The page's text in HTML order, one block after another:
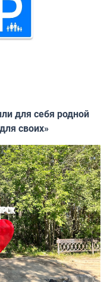
для себя родной
своих»